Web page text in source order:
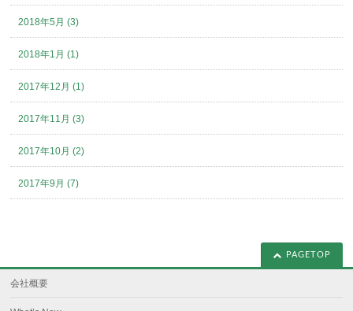
2018年5月 (3)
2018年1月 (1)
2017年12月 (1)
2017年11月 (3)
2017年10月 (2)
2017年9月 (7)
PAGETOP
会社概要